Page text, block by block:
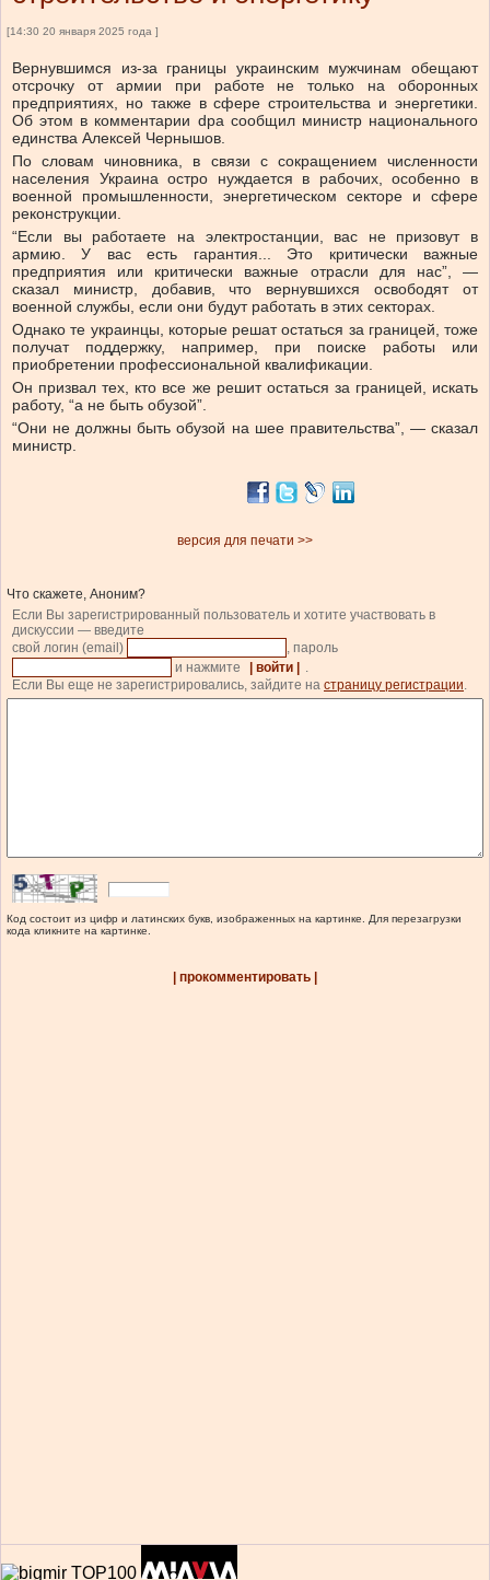
[14:30 20 января 2025 года ]
Вернувшимся из-за границы украинским мужчинам обещают
отсрочку от армии при работе не только на оборонных
предприятиях, но также в сфере строительства и энергетики.
Об этом в комментарии dpa сообщил министр национального
единства Алексей Чернышов.
По словам чиновника, в связи с сокращением численности
населения Украина остро нуждается в рабочих, особенно в
военной промышленности, энергетическом секторе и сфере
реконструкции.
“Если вы работаете на электростанции, вас не призовут в
армию. У вас есть гарантия... Это критически важные
предприятия или критически важные отрасли для нас”, —
сказал министр, добавив, что вернувшихся освободят от
военной службы, если они будут работать в этих секторах.
Однако те украинцы, которые решат остаться за границей, тоже
получат поддержку, например, при поиске работы или
приобретении профессиональной квалификации.
Он призвал тех, кто все же решит остаться за границей, искать
работу, “а не быть обузой”.
“Они не должны быть обузой на шее правительства”, — сказал
министр.
версия для печати >>
Что скажете, Аноним?
Если Вы зарегистрированный пользователь и хотите участвовать в
дискуссии — введите
свой логин (email)
, пароль
и нажмите
| войти |
.
Если Вы еще не зарегистрировались, зайдите на страницу регистрации.
Код состоит из цифр и латинских букв, изображенных на картинке. Для перезагрузки
кода кликните на картинке.
| прокомментировать |